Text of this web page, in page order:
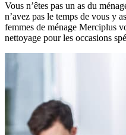
Vous n’êtes pas un as du
n’avez pas le temps de vous y
femmes de ménage Merciplus
nettoyage pour les occasions